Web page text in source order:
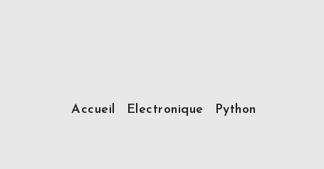
Accueil Electronique Python